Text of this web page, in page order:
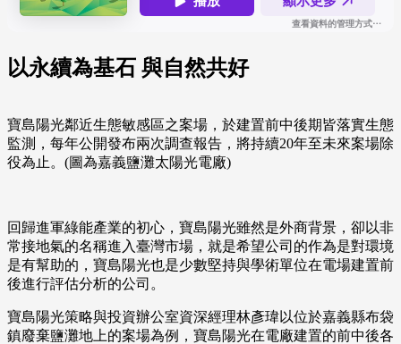
以永續為基石 與自然共好
寶島陽光鄰近生態敏感區之案場，於建置前中後期皆落實生態
監測，每年公開發布兩次調查報告，將持續20年至未來案場除
役為止。(圖為嘉義鹽灘太陽光電廠)
回歸進軍綠能產業的初心，寶島陽光雖然是外商背景，卻以非
常接地氣的名稱進入臺灣市場，就是希望公司的作為是對環境
是有幫助的，寶島陽光也是少數堅持與學術單位在電場建置前
後進行評估分析的公司。
寶島陽光策略與投資辦公室資深經理林彥瑋以位於嘉義縣布袋
鎮廢棄鹽灘地上的案場為例，寶島陽光在電廠建置的前中後各